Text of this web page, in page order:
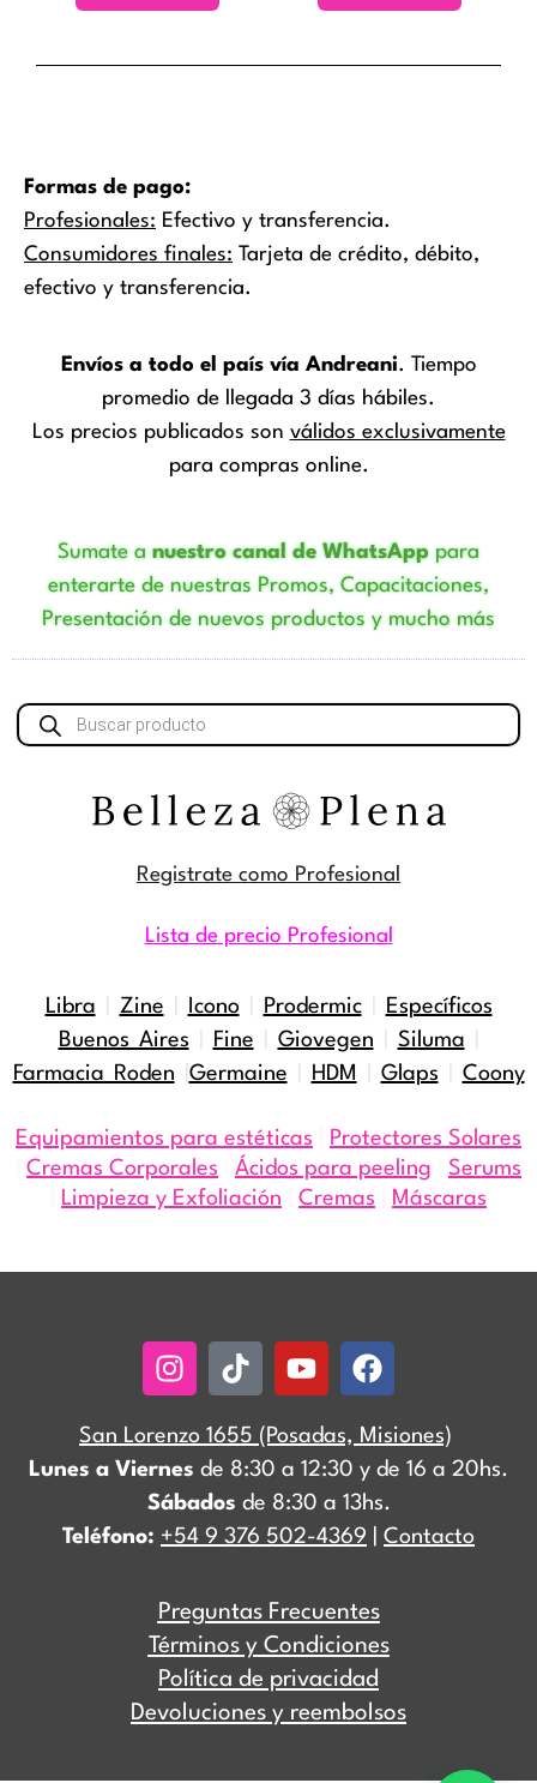
Formas de pago:
Profesionales: Efectivo y transferencia.
Consumidores finales: Tarjeta de crédito, débito,
efectivo y transferencia.
Envíos a todo el país vía Andreani. Tiempo
promedio de llegada 3 días hábiles.
Los precios publicados son válidos exclusivamente
para compras online.
Sumate anuestro canal de WhatsApppara
enterarte de nuestras Promos, Capacitaciones,
Presentación de nuevos productos y mucho más
Búsqueda
de
Registrate como Profesional
Lista de precio Profesional
Libra Zine Icono| Prodermic|
Específicos
Buenos Aires
Fine Giovegen Siluma
Farmacia Roden
Germaine HDM Glaps Coony
Equipamientos para estéticas
Protectores Solares
Cremas Corporales Ácidos para peeling
Serums
Limpieza y Exfoliación Cremas Máscaras
Instagram
TiktokYoutubeFacebook
San Lorenzo 1655 (Posadas, Misiones)
Lunes a Viernes de 8:30 a 12:30 y de 16 a 20hs.
Sábados de 8:30 a 13hs.
Teléfono: +54 9 376 502-4369 Contacto
Preguntas Frecuentes
Términos y Condiciones
Política de privacidad
Devoluciones y reembolsos